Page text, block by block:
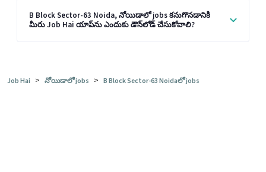
B Block Sector-63 Noida, నోయిడాలో jobs కనుగొనడానికి
మీరు Job Hai యాప్‌ను ఎందుకు డౌన్‌లోడ్ చేసుకోవాలి?
Job Hai > నోయిడాలో jobs > B Block Sector-63 Noidaలో jobs